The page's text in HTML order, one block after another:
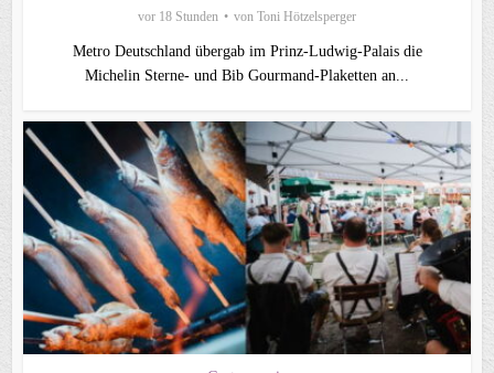
vor 18 Stunden von Toni Hötzelsperger
Metro Deutschland übergab im Prinz-Ludwig-Palais die
Michelin Sterne- und Bib Gourmand-Plaketten an...